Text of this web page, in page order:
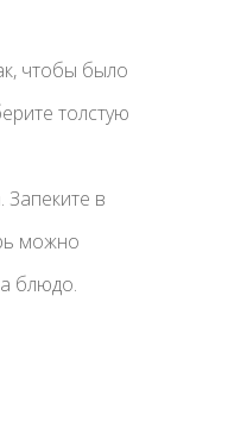
чтобы было
толстую
в
можно
блюдо.